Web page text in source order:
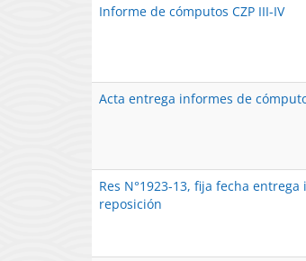
Informe de cómputos CZP III-IV
Acta entrega informes de
Res N°1923-13, fija fecha
reposición